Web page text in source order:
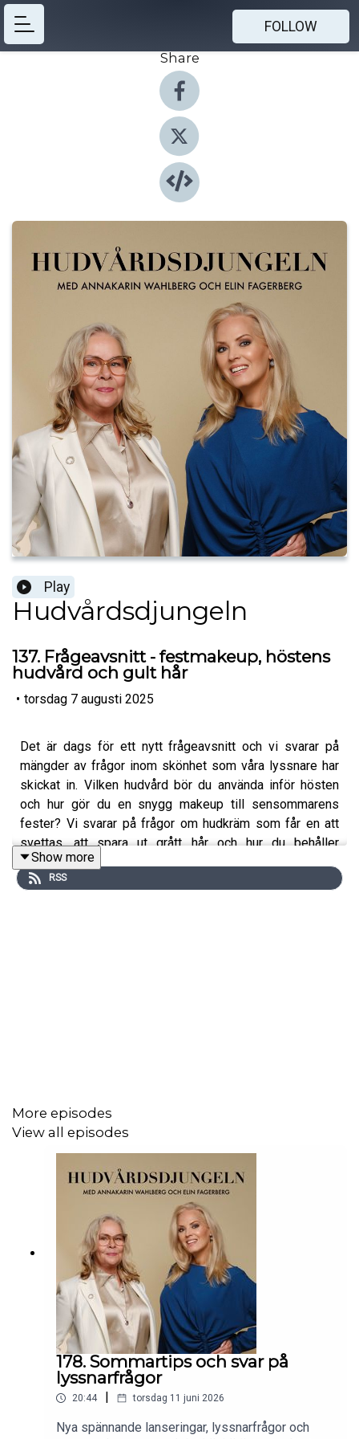
FOLLOW
Share
Play
Hudvårdsdjungeln
137. Frågeavsnitt - festmakeup, höstens
hudvård och gult hår
• torsdag 7 augusti 2025
Det är dags för ett nytt frågeavsnitt och vi svarar på
mängder av frågor inom skönhet som våra lyssnare har
skickat in. Vilken hudvård bör du använda inför hösten
och hur gör du en snygg makeup till sensommarens
fester? Vi svarar på frågor om hudkräm som får en att
svettas, att spara ut grått hår och hur du behåller
snyggast solbruna färg. Tack för att du lyssnar!
AnnaKarin Wahlberg
Du hittar mer inspiration på skönhetsbloggen
elinfagerberg.sesamt i den gemensamma boken
Hudnära - Hudterapeuternas hemligheter
‘Hudvårdsdjungeln’ är producerad av Silverdrake Förlag
www.silverdrakeförlag.se
Producent: Marcus Tigerdraake
marcus@silverdrakeforlag.se
Show more
RSS
More episodes
View all episodes
178. Sommartips och svar på
lyssnarfrågor
20:44 torsdag 11 juni 2026
Nya spännande lanseringar, lyssnarfrågor och